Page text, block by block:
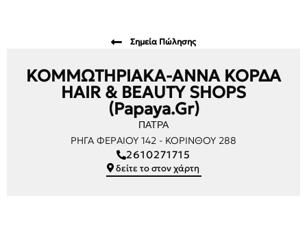
Σημεία Πώλησης
ΚΟΜΜΩΤΗΡΙΑΚΑ-ΑΝΝΑ ΚΟΡΔΑ
HAIR & BEAUTY SHOPS
(Papaya.gr)
ΠΑΤΡΑ
ΡΗΓΑ ΦΕΡΑΙΟΥ 142 - ΚΟΡΙΝΘΟΥ 288
2610271715
δείτε το στον χάρτη